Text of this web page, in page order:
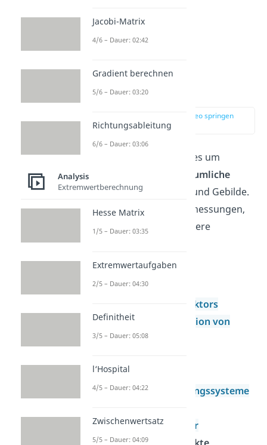
Geometrie
zur Stelle im Video springen
(00:54)
geht es um
räumliche und nicht räumliche
Gegenstände
, Formen und Gebilde.
Du berechnest ihre Abmessungen,
Abstände und viele weitere
Vektorrechnung
Grundlagen
Betrag eines Vektors
Linearkombination von
Vektoren
Kreuzprodukt
Lineare Gleichungssysteme
Normalenvektor
Geometrische Objekte
Jacobi-Matrix
4/6 – Dauer: 02:42
Gradient berechnen
5/6 – Dauer: 03:20
Richtungsableitung
6/6 – Dauer: 03:06
Analysis
Extremwertberechnung
Hesse Matrix
1/5 – Dauer: 03:35
Extremwertaufgaben
2/5 – Dauer: 04:30
Definitheit
3/5 – Dauer: 05:08
l‘Hospital
4/5 – Dauer: 04:22
Zwischenwertsatz
5/5 – Dauer: 04:09